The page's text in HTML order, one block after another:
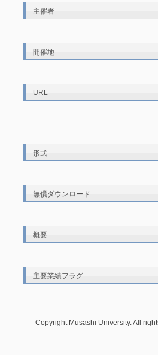
主催者
開催地
URL
形式
無償ダウンロード
概要
主要業績フラグ